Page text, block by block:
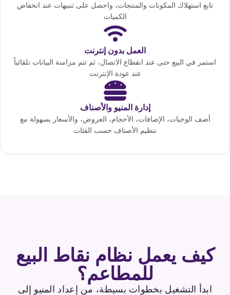
تابع استهلاك المكونات والمنتجات، واحصل على تنبيهات عند انخفاض
الكميات
العمل بدون إنترنت
استمر في البيع حتى عند انقطاع الاتصال، ثم تتم مزامنة البيانات تلقائياً
عند عودة الإنترنت
إدارة المنيو والأصناف
أضف الوجبات، الإضافات، الأحجام، العروض، والأسعار بسهولة مع
تنظيم الأصناف حسب الفئات
كيف يعمل نظام نقاط البيع
للمطاعم؟
ابدأ التشغيل بخطوات بسيطة، من إعداد المنيو إلى